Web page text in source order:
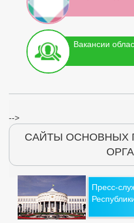
Вакансии
-->
САЙТЫ ОСНОВНЫХ
Пресс-